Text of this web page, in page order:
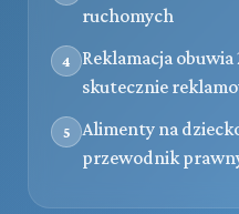
ruchomych
4
Reklamacja obuwia
skutecznie
5
Alimenty na
przewodnik